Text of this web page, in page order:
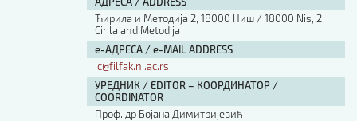
Ћирила и Методија 2, 18000 Ниш / 18000 Nis, 2
Cirila and Metodija
е-АДРЕСА / e-MAIL ADDRESS
ic@filfak.ni.ac.rs
УРЕДНИК / EDITOR – КООРДИНАТОР /
COORDINATOR
Проф. др Бојана Димитријевић